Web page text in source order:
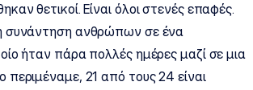
θετικοί. Είναι όλοι στενές επαφές.
συνάντηση ανθρώπων σε ένα
ήταν πάρα πολλές ημέρες μαζί σε μια
21 από τους 24 είναι